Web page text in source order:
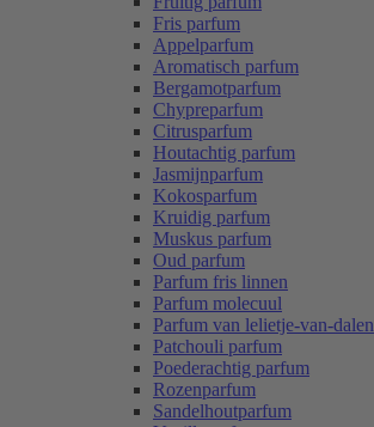
Fris parfum
Appelparfum
Aromatisch parfum
Bergamotparfum
Chypreparfum
Citrusparfum
Houtachtig parfum
Jasmijnparfum
Kokosparfum
Kruidig parfum
Muskus parfum
Oud parfum
Parfum fris linnen
Parfum molecuul
Parfum van lelietje-van-dalen
Patchouli parfum
Poederachtig parfum
Rozenparfum
Sandelhoutparfum